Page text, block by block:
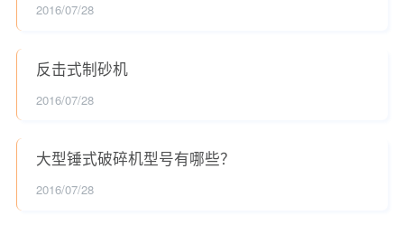
2016/07/28
反击式制砂机
2016/07/28
大型锤式破碎机型号有哪些？
2016/07/28